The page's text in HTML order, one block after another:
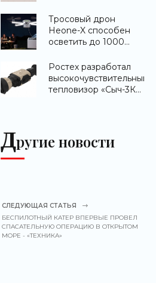
ноги после
тренировки -
«Гаджеты»
Тросовый дрон
Heone-X способен
осветить до 1000
земли -
«Беспилотники»
Ростех разработал
высокочувствительный
тепловизор «Сыч-3К»
Другие новости
СЛЕДУЮЩАЯ СТАТЬЯ
БЕСПИЛОТНЫЙ КАТЕР ВПЕРВЫЕ ПРОВЕЛ
СПАСАТЕЛЬНУЮ ОПЕРАЦИЮ В ОТКРЫТОМ
МОРЕ - «ТЕХНИКА»